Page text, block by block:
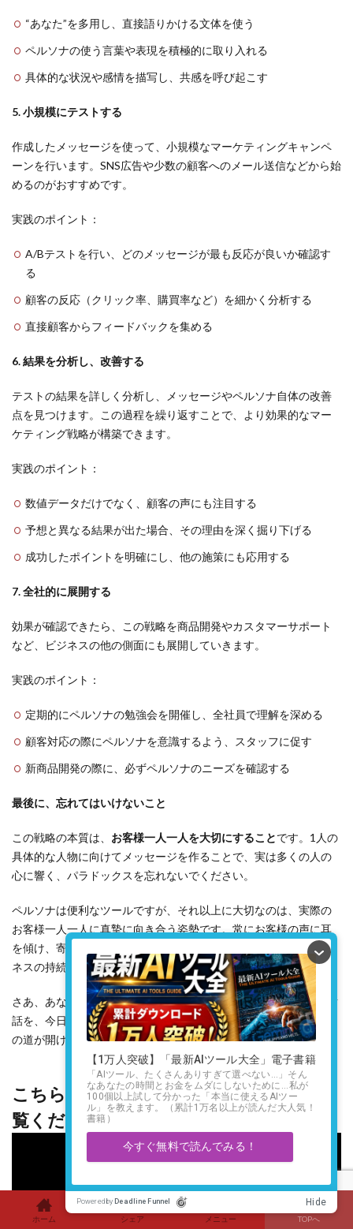
“あなた”を多用し、直接語りかける文体を使う
ペルソナの使う言葉や表現を積極的に取り入れる
具体的な状況や感情を描写し、共感を呼び起こす
5. 小規模にテストする
作成したメッセージを使って、小規模なマーケティングキャンペ
ーンを行います。SNS広告や少数の顧客へのメール送信などから始
めるのがおすすめです。
実践のポイント：
A/Bテストを行い、どのメッセージが最も反応が良いか確認す
る
顧客の反応（クリック率、購買率など）を細かく分析する
直接顧客からフィードバックを集める
6. 結果を分析し、改善する
テストの結果を詳しく分析し、メッセージやペルソナ自体の改善
点を見つけます。この過程を繰り返すことで、より効果的なマー
ケティング戦略が構築できます。
実践のポイント：
数値データだけでなく、顧客の声にも注目する
予想と異なる結果が出た場合、その理由を深く掘り下げる
成功したポイントを明確にし、他の施策にも応用する
7. 全社的に展開する
効果が確認できたら、この戦略を商品開発やカスタマーサポート
など、ビジネスの他の側面にも展開していきます。
実践のポイント：
定期的にペルソナの勉強会を開催し、全社員で理解を深める
顧客対応の際にペルソナを意識するよう、スタッフに促す
新商品開発の際に、必ずペルソナのニーズを確認する
最後に、忘れてはいけないこと
この戦略の本質は、 お客様一人一人を大切にすることです。1人の
具体的な人物に向けてメッセージを作ることで、実は多くの人の
心に響く、パラドックスを忘れないでください。
ペルソナは便利なツールですが、それ以上に大切なのは、実際の
お客様一人一人に真摯に向き合う姿勢です。常にお客様の声に耳
を傾け、寄り添い、価値を提供し続けること。それこそが、ビジ
ネスの持続的な成功への道となるでしょう。
さあ、あなたのビジネスにとって理想的な「1人」のお客様との対
話を、今日から始めてみませんか？きっと、新しい発見と成功へ
の道が開けるはずです。
こちらのYouTube動画もよろしければご
覧ください
ホーム シェア メニュー TOPへ